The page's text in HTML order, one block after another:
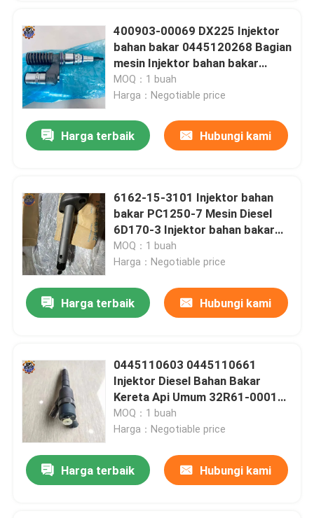
400903-00069 DX225 Injektor
bahan bakar 0445120268 Bagian
mesin Injektor bahan bakar
kereta api umum
MOQ：1 buah
Harga：Negotiable price
Harga terbaik Hubungi kami
6162-15-3101 Injektor bahan
bakar PC1250-7 Mesin Diesel
6D170-3 Injektor bahan bakar
Diesel
MOQ：1 buah
Harga：Negotiable price
Harga terbaik Hubungi kami
0445110603 0445110661
Injektor Diesel Bahan Bakar
Kereta Api Umum 32R61-00010
Untuk R150VS
MOQ：1 buah
Harga：Negotiable price
Harga terbaik Hubungi kami